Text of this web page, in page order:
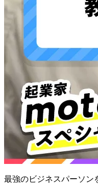
最強のビジネスパーソン